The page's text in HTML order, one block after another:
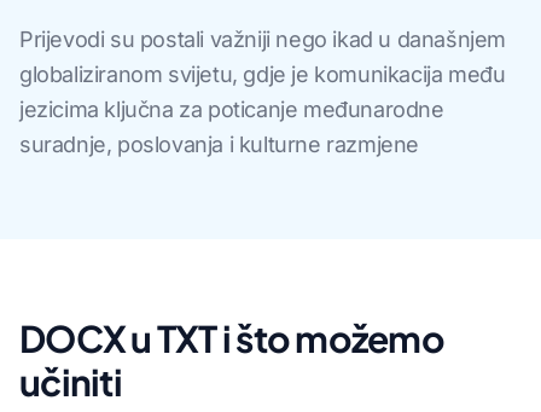
Prijevodi su postali važniji nego ikad u današnjem
globaliziranom svijetu, gdje je komunikacija među
jezicima ključna za poticanje međunarodne
suradnje, poslovanja i kulturne razmjene
DOCX u TXT i što možemo
učiniti